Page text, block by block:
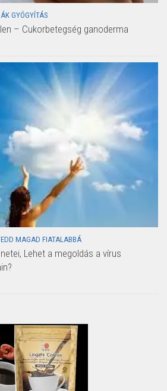
GYÓGYÍTÁS
– Cukorbetegség ganoderma
MAGAD FIATALABBÁ
Lehet a megoldás a vírus